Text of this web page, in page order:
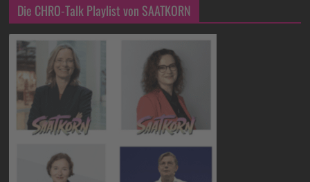
Die CHRO-Talk Playlist von SAATKORN